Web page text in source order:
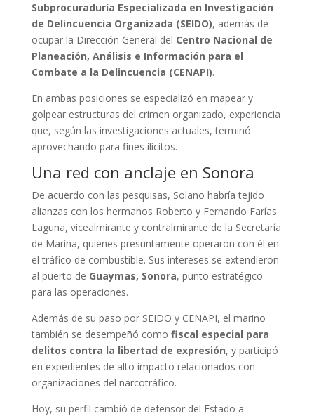
Subprocuraduría Especializada en Investigación
de Delincuencia Organizada (SEIDO), además de
ocupar la Dirección General del Centro Nacional de
Planeación, Análisis e Información para el
Combate a la Delincuencia (CENAPI).
En ambas posiciones se especializó en mapear y
golpear estructuras del crimen organizado, experiencia
que, según las investigaciones actuales, terminó
aprovechando para fines ilícitos.
Una red con anclaje en Sonora
De acuerdo con las pesquisas, Solano habría tejido
alianzas con los hermanos Roberto y Fernando Farías
Laguna, vicealmirante y contralmirante de la Secretaría
de Marina, quienes presuntamente operaron con él en
el tráfico de combustible. Sus intereses se extendieron
al puerto de Guaymas, Sonora, punto estratégico
para las operaciones.
Además de su paso por SEIDO y CENAPI, el marino
también se desempeñó como fiscal especial para
delitos contra la libertad de expresión, y participó
en expedientes de alto impacto relacionados con
organizaciones del narcotráfico.
Hoy, su perfil cambió de defensor del Estado a